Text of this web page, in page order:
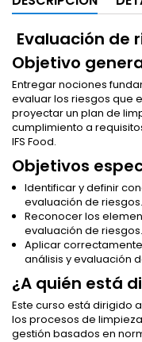
Evaluación de
Objetivo
Entregar nociones
evaluar los riesgos que
proyectar un plan de
cumplimiento a
IFS Food.
Objetivos
Identificar y definir
evaluación de riesgos.
Reconocer los
evaluación de riesgos.
Aplicar
análisis y evaluación
¿A quién está
Este curso está dirigido
los procesos de
gestión basados en